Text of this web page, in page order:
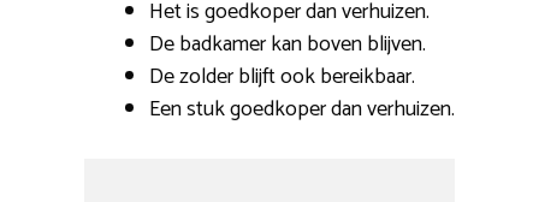
Het is goedkoper dan verhuizen.
De badkamer kan boven blijven.
De zolder blijft ook bereikbaar.
Een stuk goedkoper dan verhuizen.